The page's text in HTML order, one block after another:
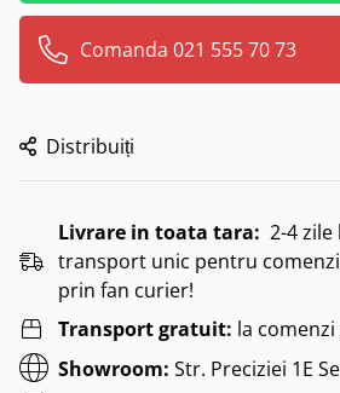
Comanda 021 555 70 73
Distribuiți
Livrare in toata tara: 2-4
transport unic pentru comenzi
prin fan curier!
Transport gratuit: la
Showroom: Str. Preciziei 1E